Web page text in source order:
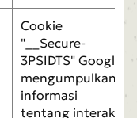
Cookie
"__Secure-
3PSIDTS" Google
mengumpulkan
informasi
tentang interaksi